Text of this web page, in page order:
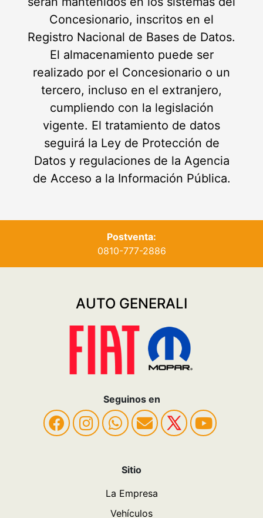
Concesionario, inscritos en el
Registro Nacional de Bases de Datos.
El almacenamiento puede ser
realizado por el Concesionario o un
tercero, incluso en el extranjero,
cumpliendo con la legislación
vigente. El tratamiento de datos
seguirá la Ley de Protección de
Datos y regulaciones de la Agencia
de Acceso a la Información Pública.
Postventa:
0810-777-2886
AUTO GENERALI
Seguinos en
Sitio
La Empresa
Vehículos